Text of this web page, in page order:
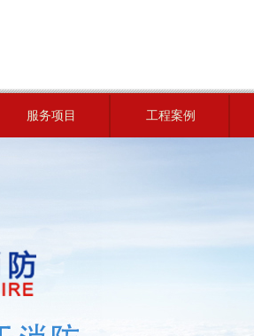
服务项目 工程案例